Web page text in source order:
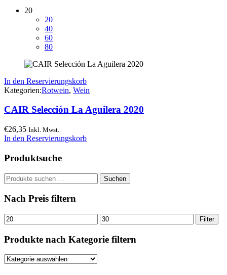
20
20
40
60
80
In den Reservierungskorb
Kategorien:Rotwein, Wein
CAIR Selección La Aguilera 2020
€26,35 Inkl. Mwst.
In den Reservierungskorb
Produktsuche
Suchen
nach:
Suchen
Nach Preis filtern
Min.
Preis
Max.
Preis
Filter
Produkte nach Kategorie filtern